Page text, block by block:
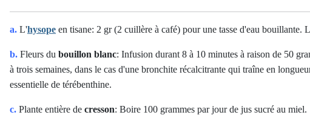
a. L'hysope en tisane: 2 gr (2 cuillère à café) pour une tasse d'eau
b. Fleurs du bouillon blanc: Infusion durant 8 à 10 minutes à raison de 50
à trois semaines, dans le cas d'une bronchite récalcitrante qui traîne en
essentielle de térébenthine.
c. Plante entière de cresson: Boire 100 grammes par jour de jus sucré au miel.